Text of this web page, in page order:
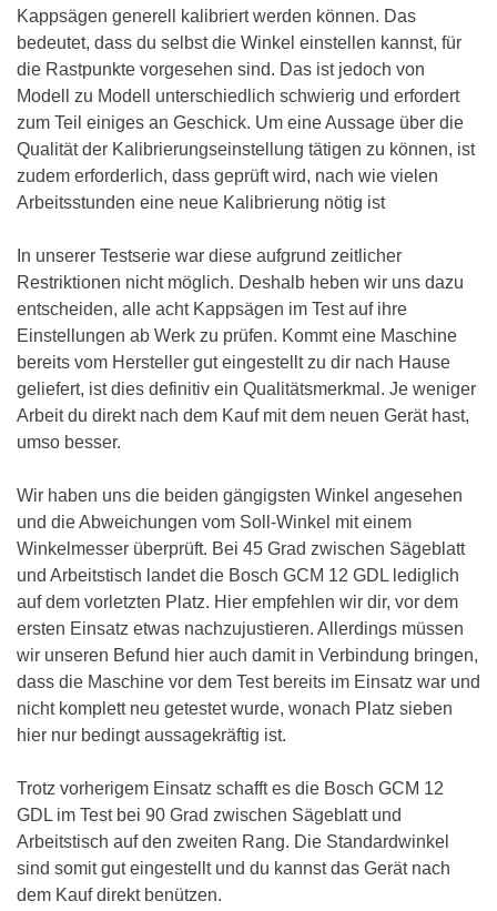
Kappsägen generell kalibriert werden können. Das
bedeutet, dass du selbst die Winkel einstellen kannst, für
die Rastpunkte vorgesehen sind. Das ist jedoch von
Modell zu Modell unterschiedlich schwierig und erfordert
zum Teil einiges an Geschick. Um eine Aussage über die
Qualität der Kalibrierungseinstellung tätigen zu können, ist
zudem erforderlich, dass geprüft wird, nach wie vielen
Arbeitsstunden eine neue Kalibrierung nötig ist
In unserer Testserie war diese aufgrund zeitlicher
Restriktionen nicht möglich. Deshalb heben wir uns dazu
entscheiden, alle acht Kappsägen im Test auf ihre
Einstellungen ab Werk zu prüfen. Kommt eine Maschine
bereits vom Hersteller gut eingestellt zu dir nach Hause
geliefert, ist dies definitiv ein Qualitätsmerkmal. Je weniger
Arbeit du direkt nach dem Kauf mit dem neuen Gerät hast,
umso besser.
Wir haben uns die beiden gängigsten Winkel angesehen
und die Abweichungen vom Soll-Winkel mit einem
Winkelmesser überprüft. Bei 45 Grad zwischen Sägeblatt
und Arbeitstisch landet die Bosch GCM 12 GDL lediglich
auf dem vorletzten Platz. Hier empfehlen wir dir, vor dem
ersten Einsatz etwas nachzujustieren. Allerdings müssen
wir unseren Befund hier auch damit in Verbindung bringen,
dass die Maschine vor dem Test bereits im Einsatz war und
nicht komplett neu getestet wurde, wonach Platz sieben
hier nur bedingt aussagekräftig ist.
Trotz vorherigem Einsatz schafft es die Bosch GCM 12
GDL im Test bei 90 Grad zwischen Sägeblatt und
Arbeitstisch auf den zweiten Rang. Die Standardwinkel
sind somit gut eingestellt und du kannst das Gerät nach
dem Kauf direkt benützen.